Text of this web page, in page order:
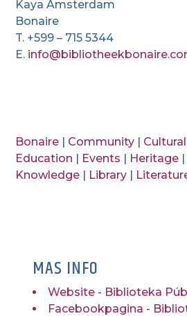
Kaya Amsterdam
Bonaire
T. +599 – 715 5344
E.
Bonaire | Community |
Education | Events | Heritage |
Knowledge | Library |
MAS INFO
Website - Biblioteka
Facebookpagina -